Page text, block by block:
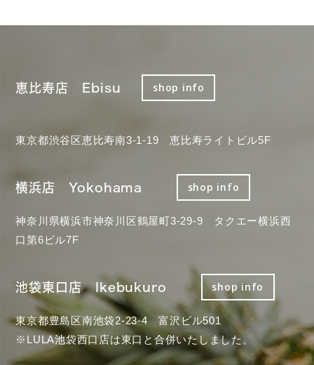
恵比寿店 Ebisu shop info
東京都渋谷区恵比寿南3-1-19 恵比寿ライトビル5F
横浜店 Yokohama shop info
神奈川県横浜市神奈川区鶴屋町3-29-9 タクエー横浜西
口第6ビル7F
池袋東口店 Ikebukuro shop info
東京都豊島区南池袋2-23-4 富沢ビル501
※LULA池袋西口店は東口と合併いたしました。